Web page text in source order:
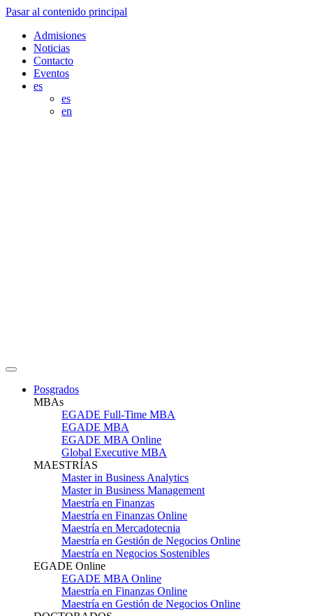
Pasar al contenido principal
Admisiones
Noticias
Contacto
Eventos
es
es
en
Posgrados
MBAs
EGADE Full-Time MBA
EGADE MBA
EGADE MBA Online
Global Executive MBA
MAESTRÍAS
Master in Business Analytics
Master in Business Management
Maestría en Finanzas
Maestría en Finanzas Online
Maestría en Mercadotecnia
Maestría en Gestión de Negocios Online
Maestría en Negocios Sostenibles
EGADE Online
EGADE MBA Online
Maestría en Finanzas Online
Maestría en Gestión de Negocios Online